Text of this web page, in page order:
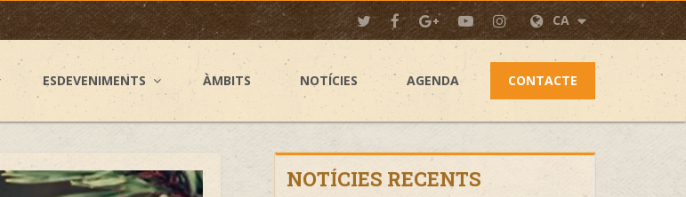
CA
ESDEVENIMENTS ÀMBITS NOTÍCIES AGENDA CONTACTE
NOTÍCIES RECENTS